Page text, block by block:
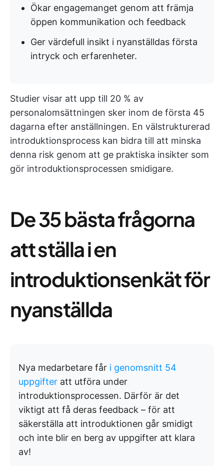
Ökar engagemanget genom att främja
öppen kommunikation och feedback
Ger värdefull insikt i nyanställdas första
intryck och erfarenheter.
Studier visar att upp till 20 % av
personalomsättningen sker inom de första 45
dagarna efter anställningen. En välstrukturerad
introduktionsprocess kan bidra till att minska
denna risk genom att ge praktiska insikter som
gör introduktionsprocessen smidigare.
De 35 bästa frågorna
att ställa i en
introduktionsenkät för
nyanställda
Nya medarbetare får i genomsnitt 54
uppgifter att utföra under
introduktionsprocessen. Därför är det
viktigt att få deras feedback – för att
säkerställa att introduktionen går smidigt
och inte blir en berg av uppgifter att klara
av!